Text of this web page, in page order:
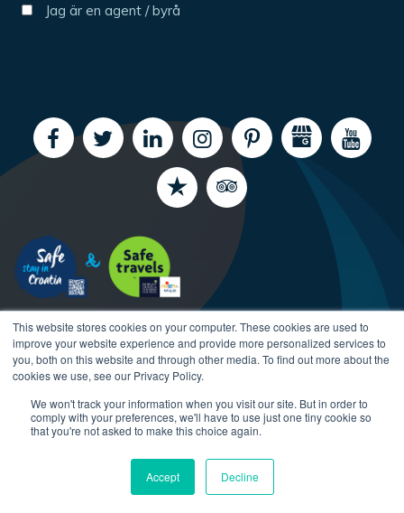
This website stores cookies on your computer. These cookies are used to
improve your website experience and provide more personalized services to
you, both on this website and through other media. To find out more about the
cookies we use, see our Privacy Policy.
We won't track your information when you visit our site. But in order to
comply with your preferences, we'll have to use just one tiny cookie so
that you're not asked to make this choice again.
Accept Decline
Jag är en agent / byrå
Copyright CroatiaCharter.com, 2003-2026 All rights
reserved.